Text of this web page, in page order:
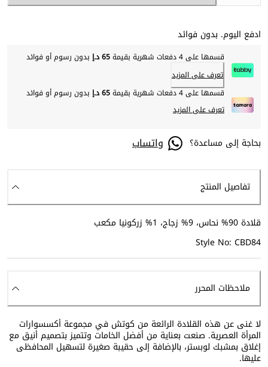
ادفع اليوم. بدون فوائد
قسمها على 4 دفعات شهرية بقيمة 65 د.إ
بدون رسوم أو فوائد
تعرف على المزيد
قسمها على 4 دفعات شهرية بقيمة
65 د.إ
بدون رسوم أو فوائد
تعرف على المزيد
بحاجة إلى مساعدة؟ واتساب
تفاصيل المنتج
قلادة 90% نحاس، 9% زجاج، 1% زركونيا مكعب
Style No: CBD84
ملاحظات المحرر
لا غنى عن هذه القلادة الرائعة من كوتش في مجموعة أكسسوارات
المرأة العصرية. صنعت بعناية من أفضل الخامات وتتميز بتصميم أنيق مع
إغلاق بمشبك لوبستر، بالإضافة إلى حقيبة صغيرة لتسهيل المحافظى
عليها.